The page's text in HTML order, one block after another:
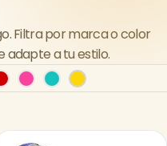
Filtra por marca o color
adapte a tu estilo.